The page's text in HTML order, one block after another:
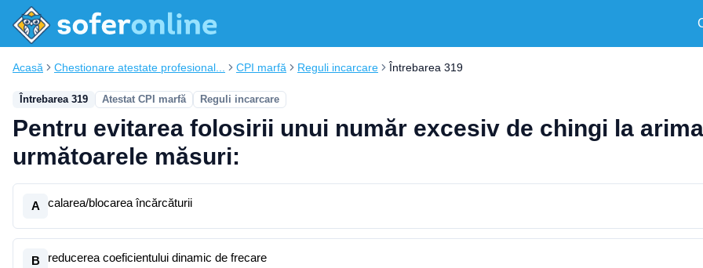
Acasă Chestionare atestate profesional... CPI marfă Reguli incarcare Întrebarea 319
Întrebarea 319 Atestat CPI marfă Reguli incarcare
Pentru evitarea folosirii unui număr excesiv de chingi la
următoarele măsuri:
A calarea/blocarea încărcăturii
B reducerea coeficientului dinamic de frecare